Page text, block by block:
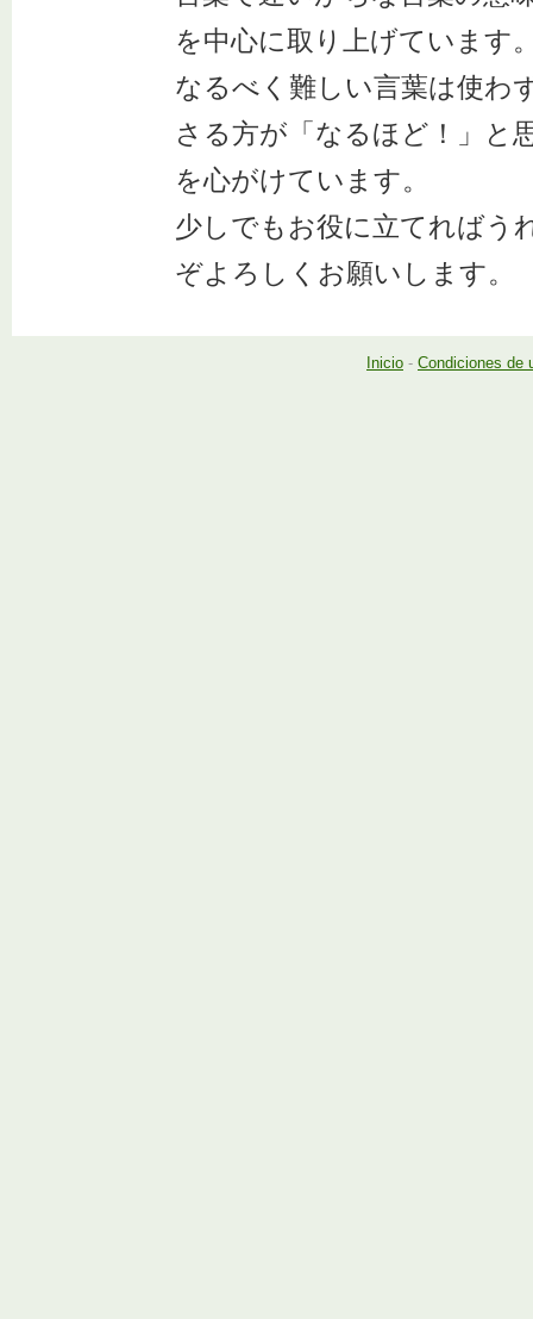
を中心に取り上げています
なるべく難しい言葉は使わ
さる方が「なるほど！」と
を心がけています。
少しでもお役に立てればう
ぞよろしくお願いします。
Inicio - Condiciones de